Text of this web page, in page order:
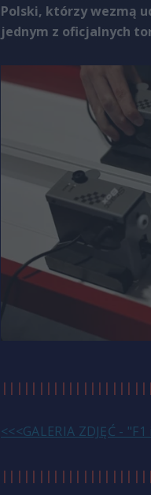
Polski, którzy wezmą
jednym z oficjalnych
<<<GALERIA ZDJĘĆ -